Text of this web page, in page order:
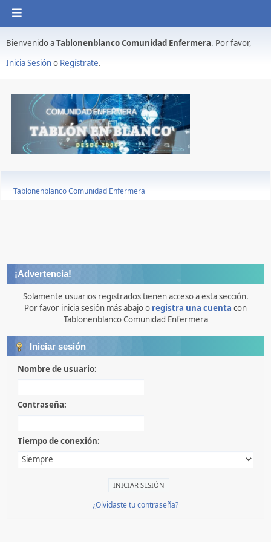
Bienvenido aTablonenblanco Comunidad Enfermera. Por favor,
Inicia Sesióno Regístrate.
Tablonenblanco Comunidad Enfermera
¡Advertencia!
Solamente usuarios registrados tienen acceso a esta sección.
Por favor inicia sesión más abajo o registra una cuenta con
Tablonenblanco Comunidad Enfermera
Iniciar sesión
Nombre de usuario:
Contraseña:
Tiempo de conexión:
¿Olvidaste tu contraseña?